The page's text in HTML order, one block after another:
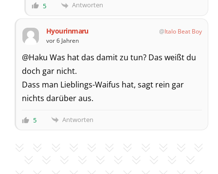
5 Antworten
Hyourinmaru
Italo Beat Boy
vor 6 Jahren
@Haku Was hat das damit zu tun? Das weißt du
doch gar nicht.
Dass man Lieblings-Waifus hat, sagt rein gar
nichts darüber aus.
5 Antworten